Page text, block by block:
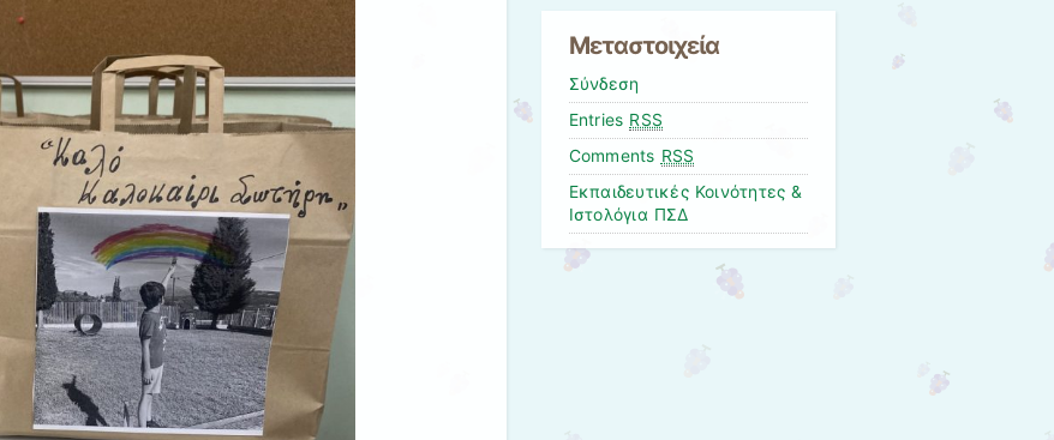
Μεταστοιχεία
Σύνδεση
Entries RSS
Comments RSS
Εκπαιδευτικές Κοινότητες &
Ιστολόγια ΠΣΔ